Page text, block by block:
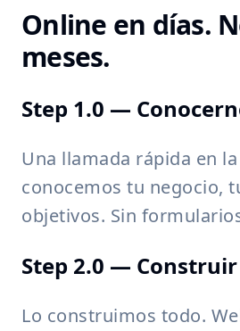
Online en días.
meses.
Step 1.0 —
Una llamada rápida en
conocemos tu negocio,
objetivos. Sin
Step 2.0 — Construir
Lo construimos todo.